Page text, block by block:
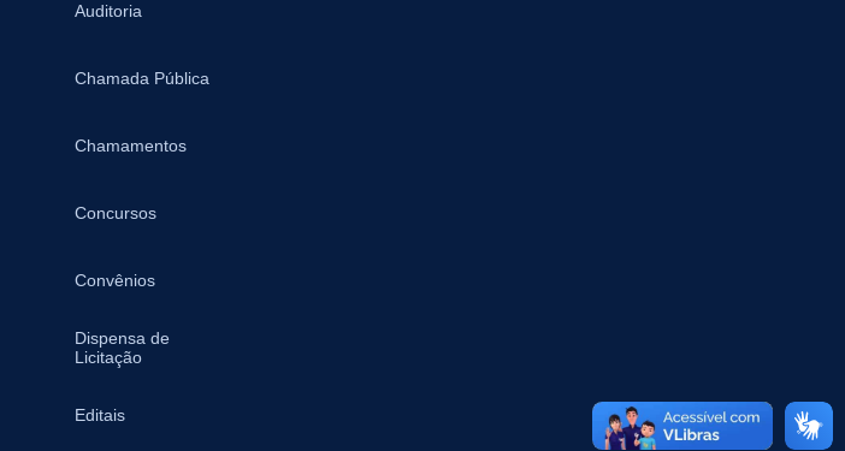
Auditoria
Chamada Pública
Chamamentos
Concursos
Convênios
Dispensa de
Licitação
Editais